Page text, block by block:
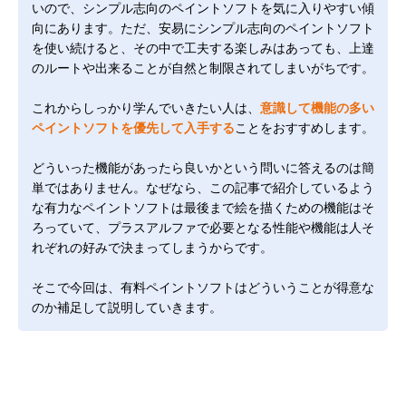
いので、シンプル志向のペイントソフトを気に入りやすい傾
向にあります。ただ、安易にシンプル志向のペイントソフト
を使い続けると、その中で工夫する楽しみはあっても、上達
のルートや出来ることが自然と制限されてしまいがちです。
これからしっかり学んでいきたい人は、 意識して機能の多い
ペイントソフトを優先して入手することをおすすめします。
どういった機能があったら良いかという問いに答えるのは簡
単ではありません。なぜなら、この記事で紹介しているよう
な有力なペイントソフトは最後まで絵を描くための機能はそ
ろっていて、プラスアルファで必要となる性能や機能は人そ
れぞれの好みで決まってしまうからです。
そこで今回は、有料ペイントソフトはどういうことが得意な
のか補足して説明していきます。